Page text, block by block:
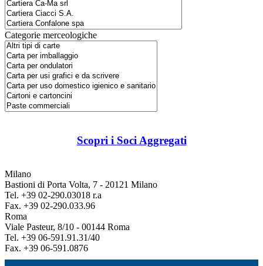
Categorie merceologiche
Scopri i Soci Aggregati
Milano
Bastioni di Porta Volta, 7 - 20121 Milano
Tel. +39 02-290.03018 r.a
Fax. +39 02-290.033.96
Roma
Viale Pasteur, 8/10 - 00144 Roma
Tel. +39 06-591.91.31/40
Fax. +39 06-591.0876